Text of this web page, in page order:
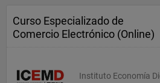
Curso Especializado de
Comercio Electrónico (Online)
Instituto Economía